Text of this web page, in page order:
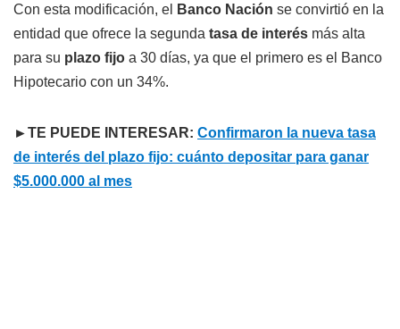
Con esta modificación, el Banco Nación se convirtió en la
entidad que ofrece la segunda tasa de interés más alta
para su plazo fijo a 30 días, ya que el primero es el Banco
Hipotecario con un 34%.
►TE PUEDE INTERESAR: Confirmaron la nueva tasa
de interés del plazo fijo: cuánto depositar para ganar
$5.000.000 al mes